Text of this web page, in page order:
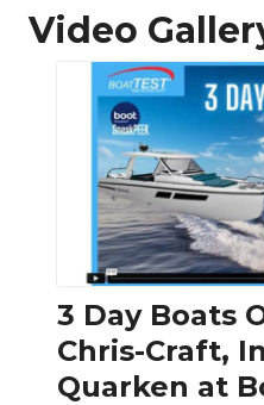
Video
3 Day Boats
Chris-Craft,
Quarken at